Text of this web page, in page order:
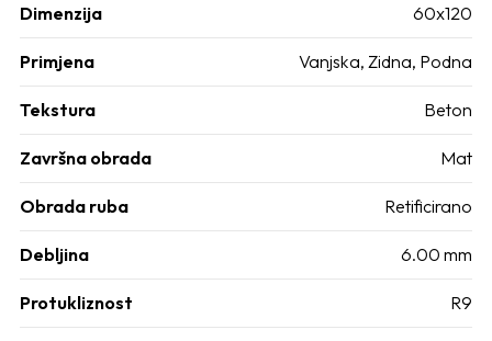
Dimenzija 60x120
Primjena Vanjska, Zidna, Podna
Tekstura Beton
Završna obrada Mat
Obrada ruba Retificirano
Debljina 6.00 mm
Protukliznost R9